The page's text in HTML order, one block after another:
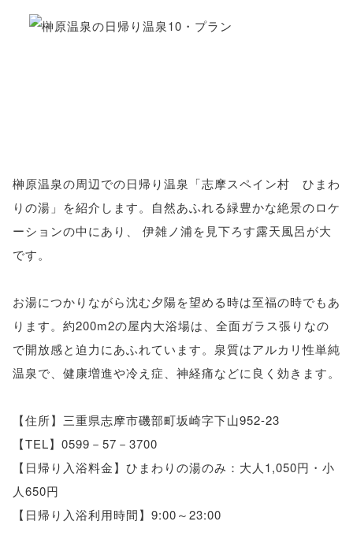
榊原温泉の周辺での日帰り温泉「志摩スペイン村 ひまわ
りの湯」を紹介します。自然あふれる緑豊かな絶景のロケ
ーションの中にあり、 伊雑ノ浦を見下ろす露天風呂が大
です。
お湯につかりながら沈む夕陽を望める時は至福の時でもあ
ります。約200m2の屋内大浴場は、全面ガラス張りなの
で開放感と迫力にあふれています。泉質はアルカリ性単純
温泉で、健康増進や冷え症、神経痛などに良く効きます。
【住所】三重県志摩市磯部町坂崎字下山952-23
【TEL】0599－57－3700
【日帰り入浴料金】ひまわりの湯のみ：大人1,050円・小
人650円
【日帰り入浴利用時間】9:00～23:00